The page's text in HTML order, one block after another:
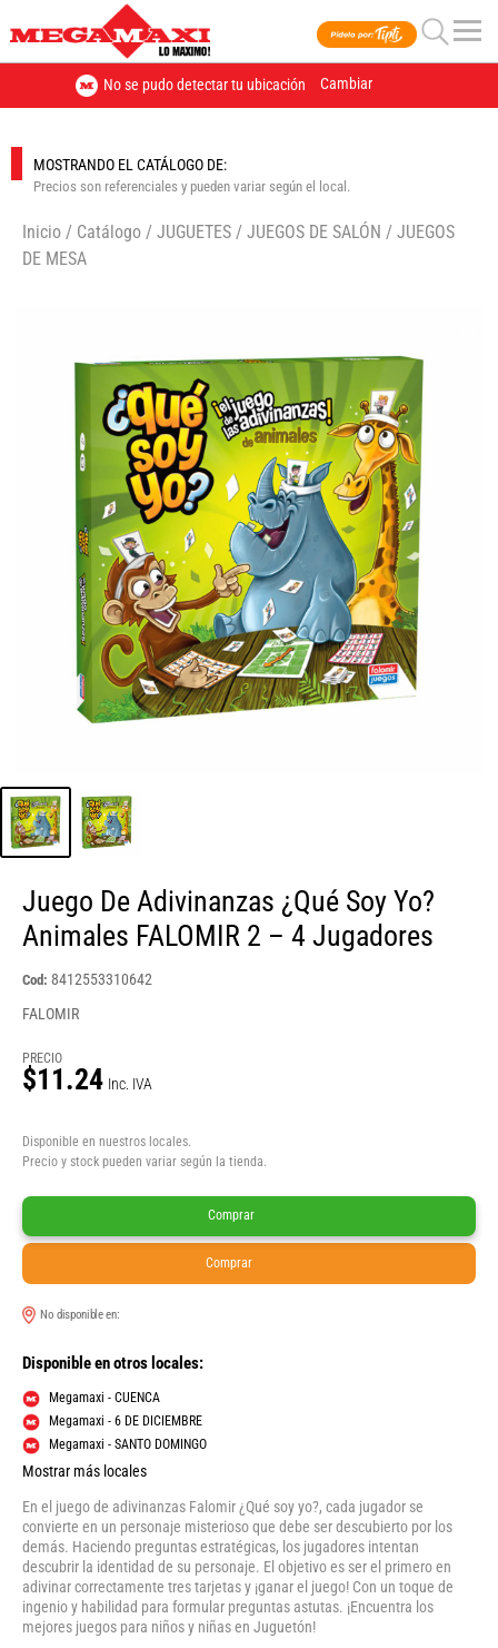
No se pudo detectar tu ubicación Cambiar
MOSTRANDO EL CATÁLOGO DE:
Precios son referenciales y pueden variar según el local.
Inicio / Catálogo / JUGUETES / JUEGOS DE SALÓN / JUEGOS
DE MESA
Juego De Adivinanzas ¿Qué Soy Yo?
Animales FALOMIR 2 – 4 Jugadores
Cod: 8412553310642
FALOMIR
PRECIO
$11.24 Inc. IVA
Disponible en nuestros locales.
Precio y stock pueden variar según la tienda.
Comprar
Comprar
No disponible en:
Disponible en otros locales:
Megamaxi - CUENCA
Megamaxi - 6 DE DICIEMBRE
Megamaxi - SANTO DOMINGO
Mostrar más locales
En el juego de adivinanzas Falomir ¿Qué soy yo?, cada jugador se
convierte en un personaje misterioso que debe ser descubierto por los
demás. Haciendo preguntas estratégicas, los jugadores intentan
descubrir la identidad de su personaje. El objetivo es ser el primero en
adivinar correctamente tres tarjetas y ¡ganar el juego! Con un toque de
ingenio y habilidad para formular preguntas astutas. ¡Encuentra los
mejores juegos para niños y niñas en Juguetón!